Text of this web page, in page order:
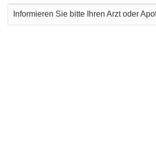
Informieren Sie bitte Ihren Arzt oder